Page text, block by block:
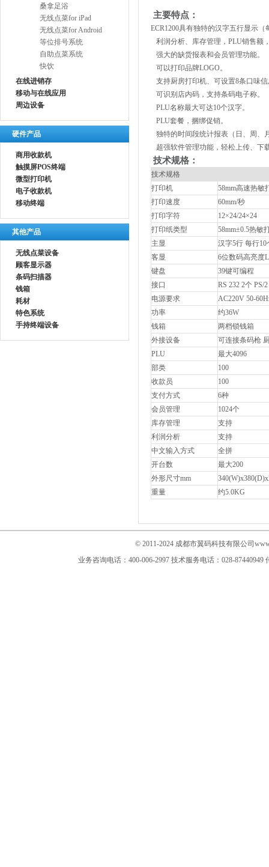
桑拿足浴
无线点菜for iPad
无线点菜for Android
等位排号系统
自助点菜系统
快饮
在线进销存
移动与在线应用
周边设备
硬件产品
商用收款机
触摸屏POS终端
微型打印机
电子收款机
移动终端
其他产品
无线点菜设备
顾客显示器
条码扫描器
钱箱
耗材
特色系统
手持终端设备
主要特点：
ECR1200具有独特的汉字五行显示
利润分析、库存管理，PLU销售额
强大的缺货报表和会员管理功能。
可以打印品牌LOGO。
支持厨房打印机、可设置8条口味
可识别店内码，支持条码电子称。
PLU名称最大可达10个汉字。
PLU套餐，捆绑促销。
独特的时间段统计报表（日、周、
超强软件管理功能，轻松上传、下
技术规格：
技术规格
打印机
58mm高速热敏
打印速度
60mm/秒
打印字符
12×24/24×24
打印纸类型
58mm±0.5热敏
主显
汉字5行 每行
客显
6位数码高亮度
键盘
39键可编程
接口
RS 232 2个 PS/
电源要求
AC220V 50-
功率
约36W
钱箱
两档锁钱箱
外接设备
可连接条码枪
PLU
最大4096
部类
100
收款员
100
支付方式
6种
会员管理
1024个
库存管理
支持
利润分析
支持
中文输入方式
全拼
开台数
最大200
外形尺寸mm
重量
约5.0KG
© 2011-2024 成都市翼码科技有限公司
业务咨询电话：400-006-2997 技术服务电话：028-87440949